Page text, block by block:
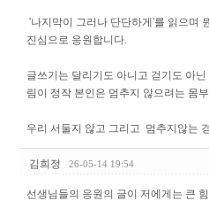
'나지막이 그러나 단단하게'를 읽으며
진심으로 응원합니다.
글쓰기는 달리기도 아니고 걷기도 아
림이 정작 본인은 멈추지 않으려는 몸
우리 서둘지 않고 그리고 멈추지않는
김희정 26-05-14 19:54
선생님들의 응원의 글이 저에게는 큰